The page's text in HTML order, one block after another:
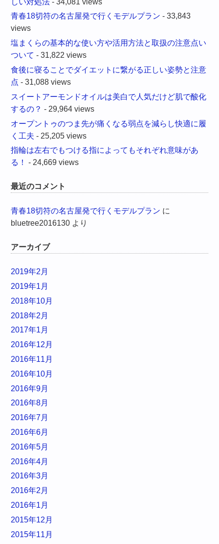
青春18切符の名古屋発で行くモデルプラン - 33,843
views
塩まくらの基本的な使い方や活用方法と取扱の注意点い
ついて - 31,822 views
食後に寝ることでダイエットに繋がる正しい姿勢と注意
点 - 31,088 views
スイートアーモンドオイルは美白で人気だけど肌で酸化
するの？ - 29,964 views
オープントゥのつま先が痛くなる弱点を減らし快適に履
く工夫 - 25,205 views
指輪は左右でもつける指によってもそれぞれ意味があ
る！
- 24,669 views
最近のコメント
青春18切符の名古屋発で行くモデルプラン に
bluetree2016130 より
アーカイブ
2019年2月
2019年1月
2018年10月
2018年2月
2017年1月
2016年12月
2016年11月
2016年10月
2016年9月
2016年8月
2016年7月
2016年6月
2016年5月
2016年4月
2016年3月
2016年2月
2016年1月
2015年12月
2015年11月